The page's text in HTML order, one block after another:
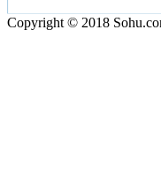
Copyright © 2018